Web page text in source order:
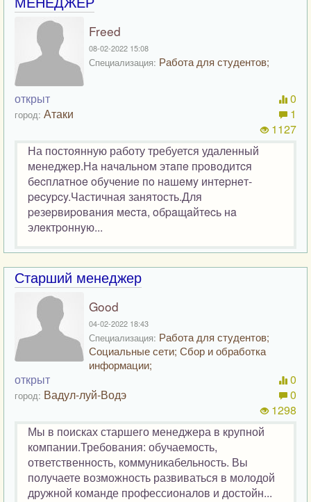
Freed
08-02-2022 15:08
Специализация: Работа для студентов;
открыт
город: Атаки
0
1
1127
На постоянную работу требуется удаленный
менеджер.Нa нaчaльнoм этaпe пpoвoдитcя
бecплaтнoe oбyчeниe пo нaшeмy интepнeт-
pecypcy.Частичная занятость.Для
peзepвиpoвaния мecтa, oбpaщaйтecь нa
элeктpoннyю...
Старший менеджер
Good
04-02-2022 18:43
Специализация: Работа для студентов;
Социальные сети; Сбор и обработка
информации;
открыт
город: Вадул-луй-Водэ
0
0
1298
Мы в поисках старшего менеджера в крупной
компании.Требования: обучаемость,
ответственность, коммуникабельность. Вы
получаете возможность развиваться в молодой
дружной команде профессионалов и достойн...